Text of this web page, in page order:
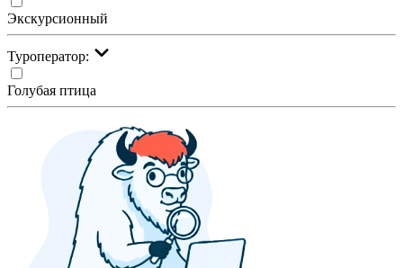
Экскурсионный
Туроператор:
Голубая птица